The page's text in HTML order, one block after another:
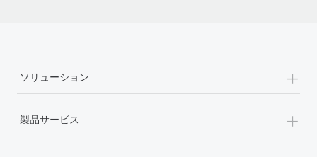
ソリューション +
製品サービス +